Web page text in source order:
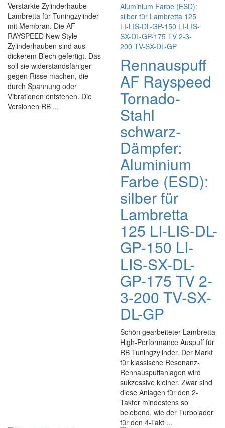
Verstärkte Zylinderhaube
Lambretta für Tuningzylinder
mit Membran. Die AF
RAYSPEED New Style
Zylinderhauben sind aus
dickerem Blech gefertigt. Das
soll sie widerstandsfähiger
gegen Risse machen, die
durch Spannung oder
Vibrationen entstehen. Die
Versionen RB ...
Rennauspuff
AF Rayspeed
Tornado-
Stahl
schwarz-
Dämpfer:
Aluminium
Farbe (ESD):
silber für
Lambretta
125 LI-LIS-DL-
GP-150 LI-
LIS-SX-DL-
GP-175 TV 2-
3-200 TV-SX-
DL-GP
Schön gearbeiteter Lambretta
High-Performance Auspuff für
RB Tuningzylinder. Der Markt
für klassische Resonanz-
Rennauspuffanlagen wird
sukzessive kleiner. Zwar sind
diese Anlagen für den 2-
Takter mindestens so
belebend, wie der Turbolader
für den 4-Takt ...